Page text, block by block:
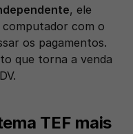
, ele
com o
os pagamentos.
que torna a venda
TEF mais